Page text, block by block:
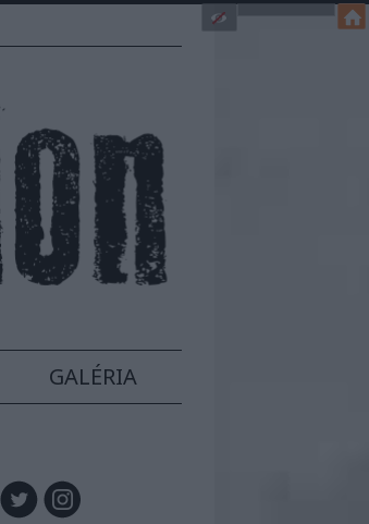
GALÉRIA